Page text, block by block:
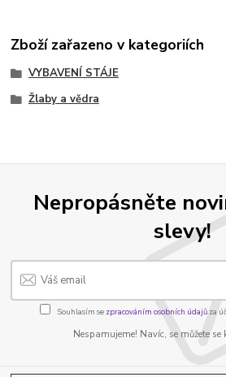
Zboží zařazeno v kategoriích
VYBAVENÍ STÁJE
Žlaby a vědra
Nepropásněte
slevy!
Souhlasím se zpracováním osobních údajůza
Nespamujeme! Navíc, se můžete